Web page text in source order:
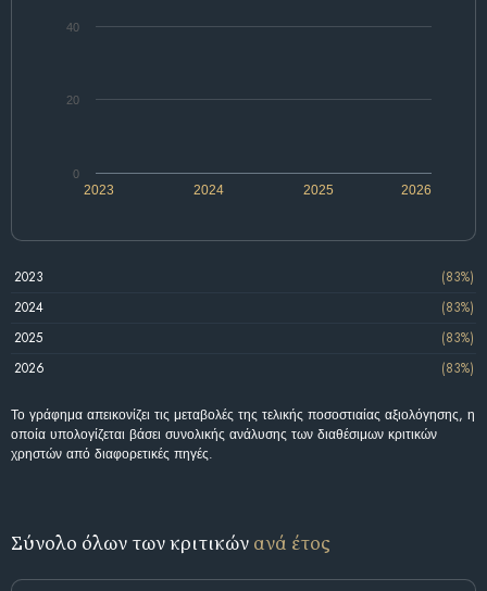
2024 2026
2023 2025
0
20
40
2023
(83%)
2024
(83%)
2025
(83%)
2026
(83%)
Το γράφημα απεικονίζει τις μεταβολές της τελικής ποσοστιαίας αξιολόγησης, η
οποία υπολογίζεται βάσει συνολικής ανάλυσης των διαθέσιμων κριτικών
χρηστών από διαφορετικές πηγές.
Σύνολο όλων των κριτικών ανά έτος